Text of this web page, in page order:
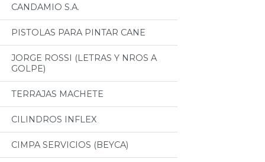
CANDAMIO S.A.
PISTOLAS PARA PINTAR CANE
JORGE ROSSI (LETRAS Y NROS A
GOLPE)
TERRAJAS MACHETE
CILINDROS INFLEX
CIMPA SERVICIOS (BEYCA)